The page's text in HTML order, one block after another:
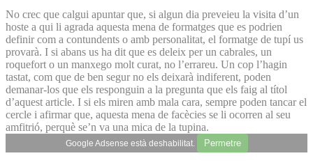
No crec que calgui apuntar que, si algun dia preveieu la visita d’un
hoste a qui li agrada aquesta mena de formatges que es podrien
definir com a contundents o amb personalitat, el formatge de tupí us
provarà. I si abans us ha dit que es deleix per un cabrales, un
roquefort o un manxego molt curat, no l’errareu. Un cop l’hagin
tastat, com que de ben segur no els deixarà indiferent, poden
demanar-los que els responguin a la pregunta que els faig al títol
d’aquest article. I si els miren amb mala cara, sempre poden tancar el
cercle i afirmar que, aquesta mena de facècies se li ocorren al seu
amfitrió, perquè se’n va una mica de la tupina.
Google Adsense està deshabilitat. Permetre